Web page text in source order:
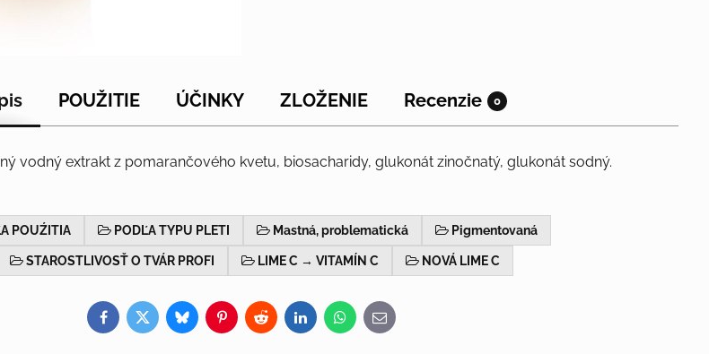
POUŽITIE ÚČINKY ZLOŽENIE Recenzie 0
vodný extrakt z pomarančového kvetu, biosacharidy, glukonát zinočnatý, glukonát sodný.
POUŹITIA PODĽA TYPU PLETI Mastná, problematická Pigmentovaná
STAROSTLIVOSŤ O TVÁR PROFI LIME C → VITAMÍN C NOVÁ LIME C
Facebook
TwitterBlueskyPinterestRedditLinkedInWhatsApp
E-
mail